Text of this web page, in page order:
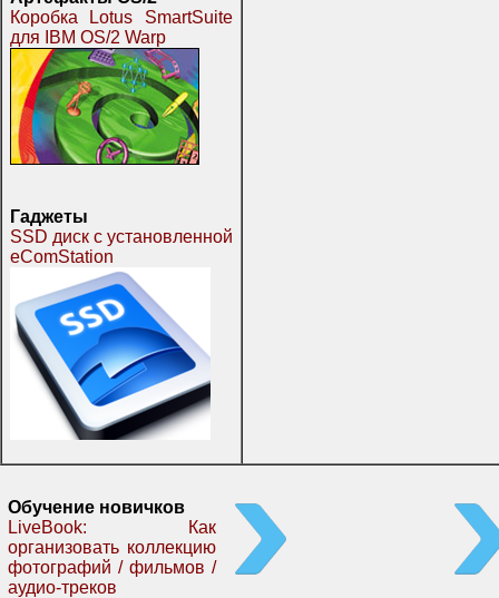
Коробка Lotus SmartSuite
для IBM OS/2 Warp
Гаджеты
SSD диск с установленной
eComStation
Обучение новичков
LiveBook: Как
организовать коллекцию
фотографий / фильмов /
аудио-треков